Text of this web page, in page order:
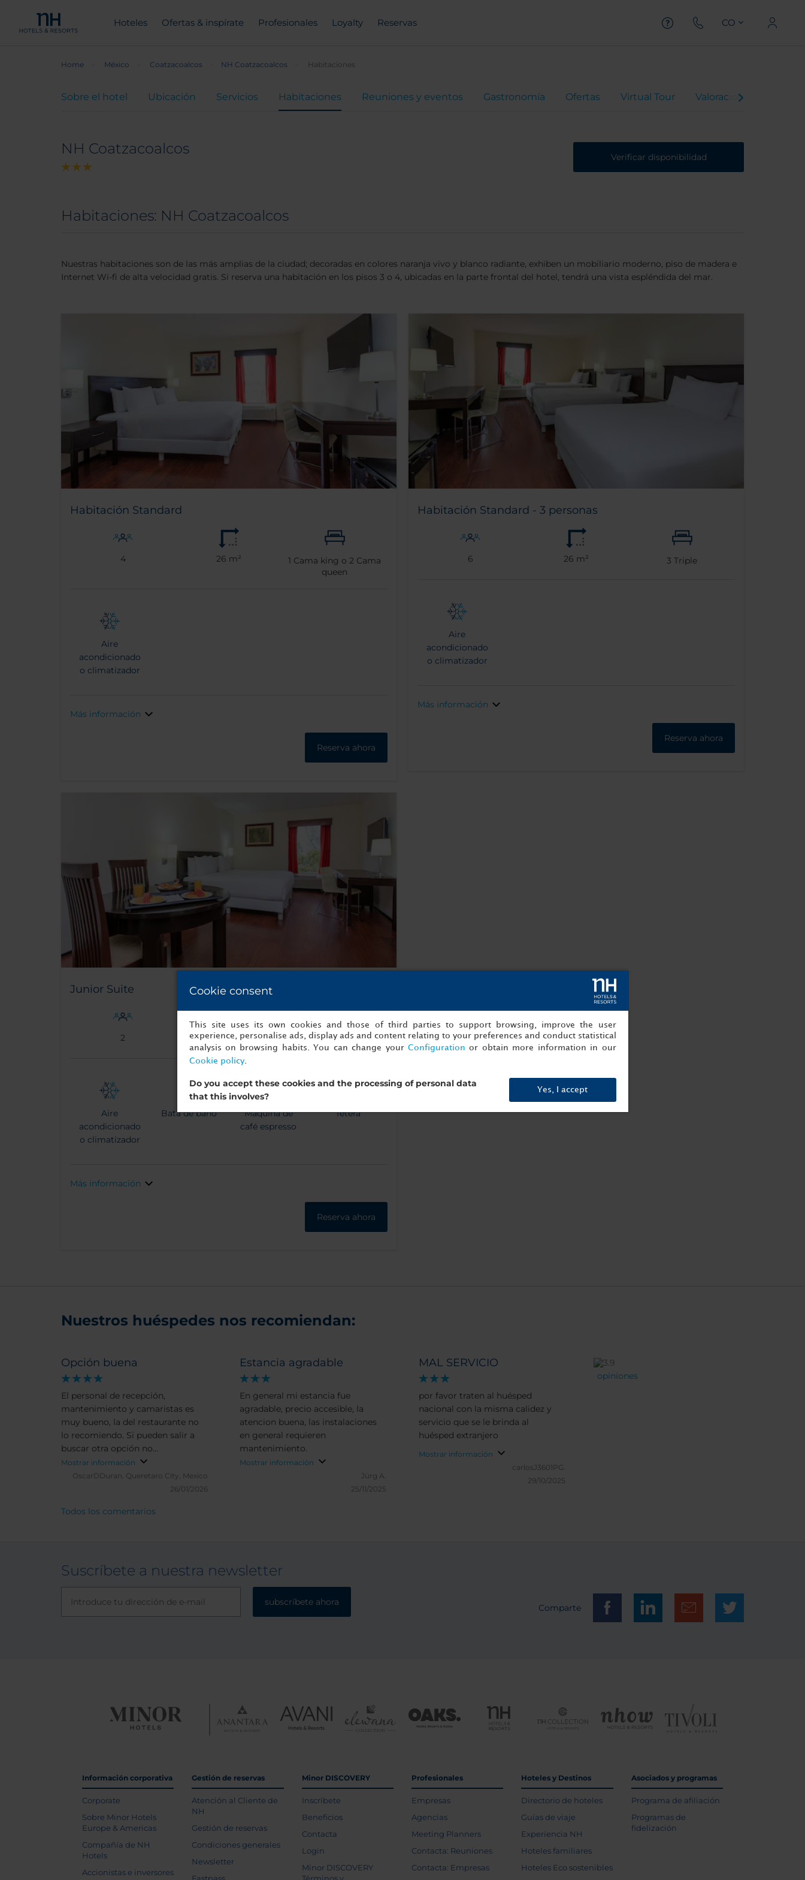
Hoteles Ofertas & inspírate Profesionales Loyalty Reservas CO
Home México Coatzacoalcos NH Coatzacoalcos Habitaciones
Sobre el hotel Ubicación Servicios Habitaciones Reuniones y eventos Gastronomía Ofertas Virtual Tour Valoraciones
NH Coatzacoalcos Verificar disponibilidad
Habitaciones: NH Coatzacoalcos
Nuestras habitaciones son de las más amplias de la ciudad; decoradas en colores naranja vivo y blanco radiante, exhiben un mobiliario moderno, piso de madera e
Internet Wi-fi de alta velocidad gratis. Si reserva una habitación en los pisos 3 o 4, ubicadas en la parte frontal del hotel, tendrá una vista espléndida del mar.
Habitación Standard
4 26 m² 1 Cama king o2 Cama
queen
Aire
acondicionado
o climatizador
Más información
Reserva ahora
Habitación Standard - 3 personas
6 26 m² 3 Triple
Aire
acondicionado
o climatizador
Más información
Reserva ahora
Junior Suite
2 38 m² 1Cama king
Aire
acondicionado
o climatizador
Bata de baño
Máquina de
café espresso
Tetera
Más información
Reserva ahora
Nuestros huéspedes nos recomiendan:
Opción buena
El personal de recepción,
mantenimiento y camaristas es
muy bueno, la del restaurante no
lo recomiendo. Si pueden salir a
buscar otra opción no
desaprovechen esa oportunidad
Mostrar información
OscarDDuran. Queretaro City, Mexico
26/01/2026
Estancia agradable
En general mi estancia fue
agradable, precio accesible, la
atencion buena, las instalaciones
en general requieren
mantenimiento.
Mostrar información
Jürg A.
25/11/2025
MAL SERVICIO
por favor traten al huésped
nacional con la misma calidez y
servicio que se le brinda al
huésped extranjero
Mostrar información
carlosJ3601PG.
29/10/2025
opiniones
Todos los comentarios
Suscríbete a nuestra newsletter
subscríbete ahora
Comparte
Información corporativa
Corporate
Sobre Minor Hotels
Europe & Americas
Compañía de NH
Hotels
Accionistas e inversores
Gestión de reservas
Atención al Cliente de
NH
Gestión de reservas
Condiciones generales
Newsletter
Minor DISCOVERY
Inscríbete
Beneficios
Contacta
Login
Minor DISCOVERY
Profesionales
Empresas
Agencias
Meeting Planners
Contacta: Reuniones
Contacta: Empresas
Hoteles y Destinos
Directorio de hoteles
Guías de viaje
Experiencia NH
Hoteles familiares
Hoteles Eco sostenibles
Asociados y programas
Programa de afiliación
Programas de
fidelización
Cookie consent
This site uses its own cookies and those of third parties to support browsing, improve the user
experience, personalise ads, display ads and content relating to your preferences and conduct statistical
analysis on browsing habits. You can change your Configuration or obtain more information in our
Cookie policy.
Do you accept these cookies and the processing of personal data
that this involves?
Yes, I accept